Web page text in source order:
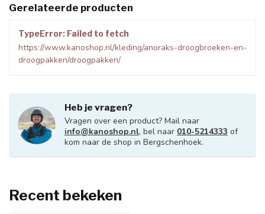
Gerelateerde producten
TypeError: Failed to fetch
https://www.kanoshop.nl/kleding/anoraks-droogbroeken-en-
droogpakken/droogpakken/
Heb je vragen?
Vragen over een product? Mail naar
info@kanoshop.nl, bel naar 010-5214333 of
kom naar de shop in Bergschenhoek.
Recent bekeken